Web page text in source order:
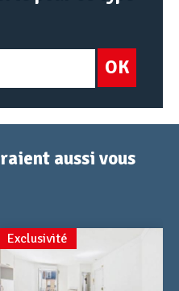
OK
aussi vous
Exclusivité